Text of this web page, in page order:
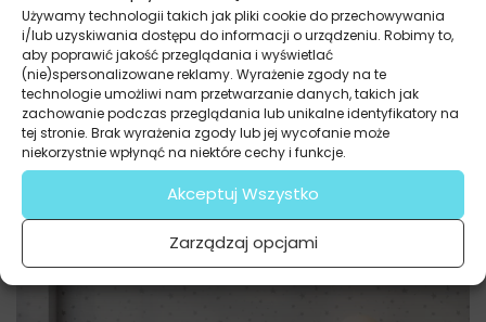
Używamy technologii takich jak pliki cookie do przechowywania
i/lub uzyskiwania dostępu do informacji o urządzeniu. Robimy to,
aby poprawić jakość przeglądania i wyświetlać
(nie)spersonalizowane reklamy. Wyrażenie zgody na te
technologie umożliwi nam przetwarzanie danych, takich jak
zachowanie podczas przeglądania lub unikalne identyfikatory na
tej stronie. Brak wyrażenia zgody lub jej wycofanie może
niekorzystnie wpłynąć na niektóre cechy i funkcje.
Akceptuj Wszystko
Zarządzaj opcjami